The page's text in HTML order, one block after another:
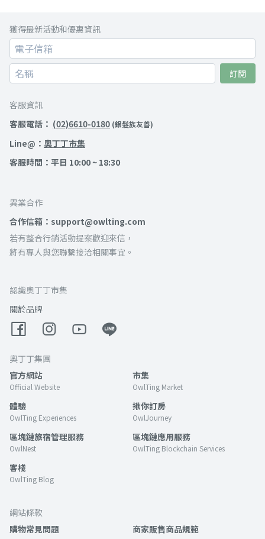
獲得最新活動和優惠資訊
訂閱
客服資訊
客服電話： (02)6610-0180 (銀髮族友善)
Line@： 奧丁丁市集
客服時間：平日 10:00 ~ 18:30
異業合作
合作信箱：support@owlting.com
若有整合行銷活動提案歡迎來信，
將有專人與您聯繫接洽相關事宜。
認識奧丁丁市集
關於品牌
奧丁丁集團
官方網站
Official Website
市集
OwlTing Market
體驗
OwlTing Experiences
揪你訂房
OwlJourney
區塊鏈旅宿管理服務
OwlNest
區塊鏈應用服務
OwlTing Blockchain Services
客棧
OwlTing Blog
網站條款
購物常見問題
商家販售商品規範